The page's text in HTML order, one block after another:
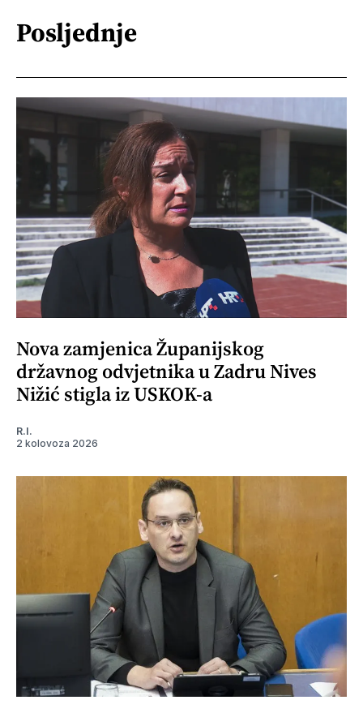
Posljednje
Nova zamjenica Županijskog
državnog odvjetnika u Zadru Nives
Nižić stigla iz USKOK-a
R.I.
2 kolovoza 2026